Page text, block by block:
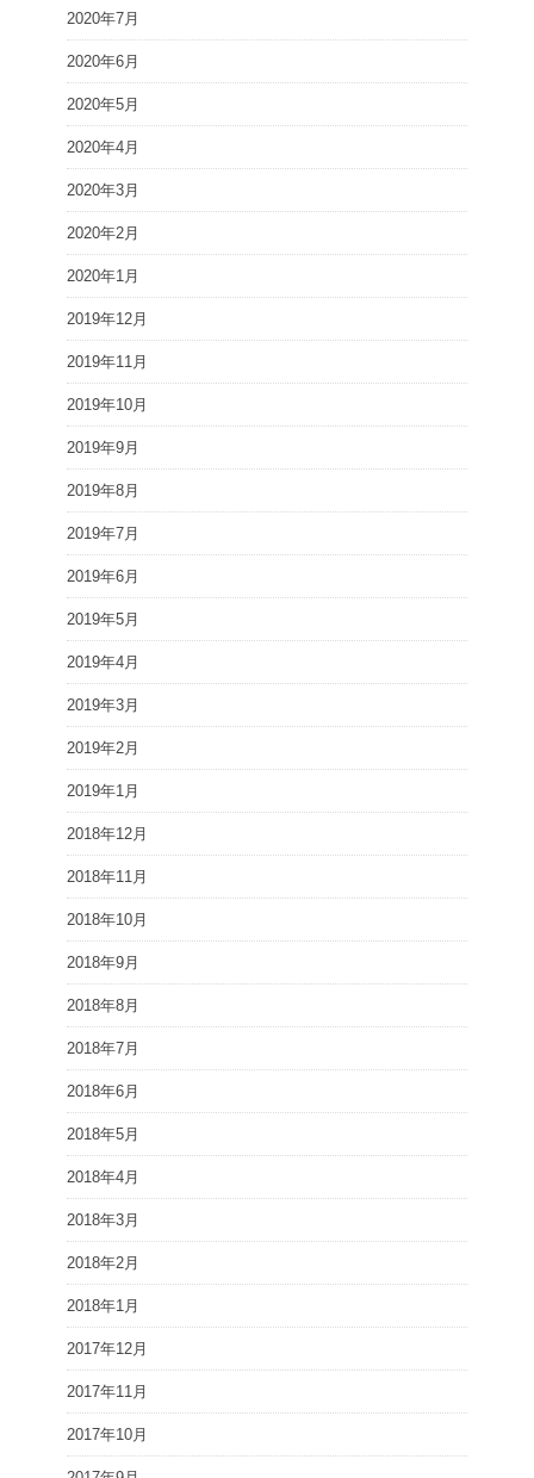
2020年7月
2020年6月
2020年5月
2020年4月
2020年3月
2020年2月
2020年1月
2019年12月
2019年11月
2019年10月
2019年9月
2019年8月
2019年7月
2019年6月
2019年5月
2019年4月
2019年3月
2019年2月
2019年1月
2018年12月
2018年11月
2018年10月
2018年9月
2018年8月
2018年7月
2018年6月
2018年5月
2018年4月
2018年3月
2018年2月
2018年1月
2017年12月
2017年11月
2017年10月